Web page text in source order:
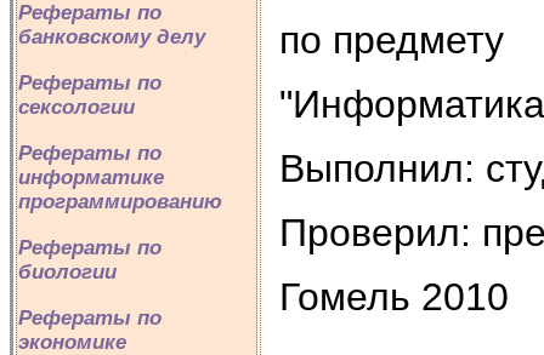
Рефераты по
банковскому делу
Рефераты по
сексологии
Рефераты по
информатике
программированию
Рефераты по
биологии
Рефераты по
экономике
по предмету
Выполнил:
Проверил:
Гомель 2010